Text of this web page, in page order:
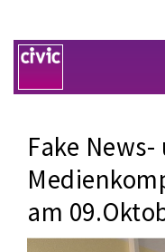
Fake News-
am